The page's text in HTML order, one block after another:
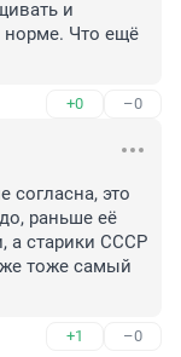
и
норме. Что ещё
+0 –0
согласна, это
раньше её
а старики СССР
тоже самый
+1 –0